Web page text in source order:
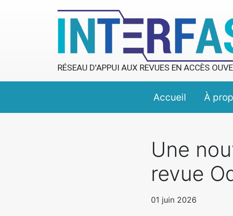
RÉSEAU D'APPUI AUX REVUES EN ACCÈS
Accueil À
Une
revue
01 juin 2026